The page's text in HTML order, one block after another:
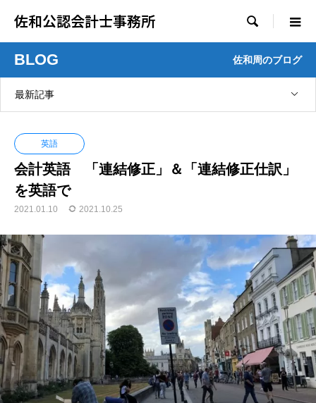
佐和公認会計士事務所 
BLOG 佐和周のブログ
最新記事
英語
会計英語 「連結修正」＆「連結修正仕訳」
を英語で
2021.01.10 2021.10.25